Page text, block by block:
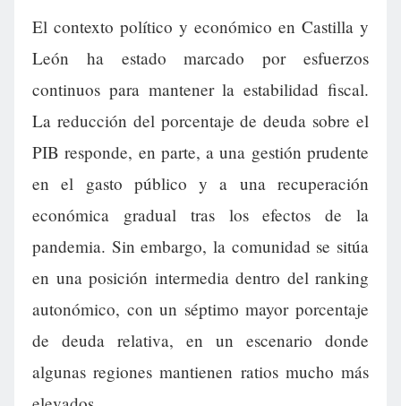
El contexto político y económico en Castilla y
León ha estado marcado por esfuerzos
continuos para mantener la estabilidad fiscal.
La reducción del porcentaje de deuda sobre el
PIB responde, en parte, a una gestión prudente
en el gasto público y a una recuperación
económica gradual tras los efectos de la
pandemia. Sin embargo, la comunidad se sitúa
en una posición intermedia dentro del ranking
autonómico, con un séptimo mayor porcentaje
de deuda relativa, en un escenario donde
algunas regiones mantienen ratios mucho más